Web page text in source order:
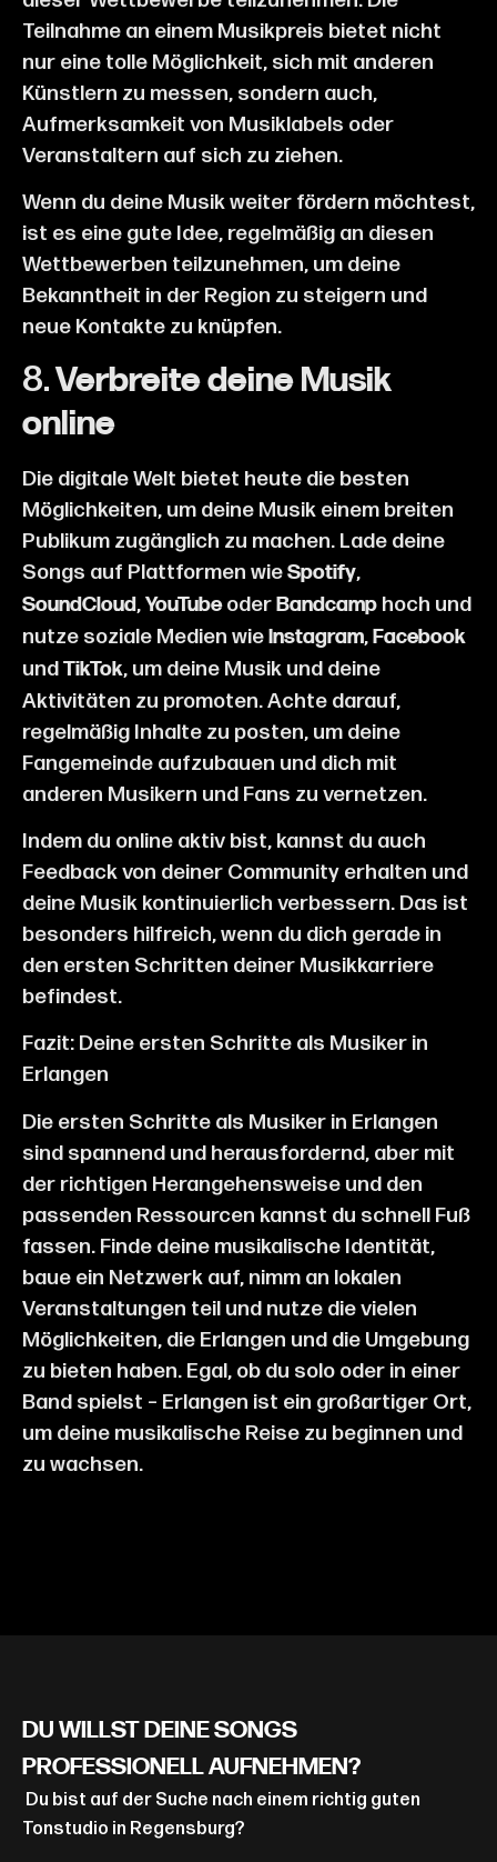
Teilnahme an einem Musikpreis bietet nicht
nur eine tolle Möglichkeit, sich mit anderen
Künstlern zu messen, sondern auch,
Aufmerksamkeit von Musiklabels oder
Veranstaltern auf sich zu ziehen.
Wenn du deine Musik weiter fördern möchtest,
ist es eine gute Idee, regelmäßig an diesen
Wettbewerben teilzunehmen, um deine
Bekanntheit in der Region zu steigern und
neue Kontakte zu knüpfen.
8.Verbreite deine Musik
online
Die digitale Welt bietet heute die besten
Möglichkeiten, um deine Musik einem breiten
Publikum zugänglich zu machen. Lade deine
Songs auf Plattformen wie Spotify,
SoundCloud , YouTubeoder Bandcamp hoch und
nutze soziale Medien wie Instagram, Facebook
und TikTok, um deine Musik und deine
Aktivitäten zu promoten. Achte darauf,
regelmäßig Inhalte zu posten, um deine
Fangemeinde aufzubauen und dich mit
anderen Musikern und Fans zu vernetzen.
Indem du online aktiv bist, kannst du auch
Feedback von deiner Community erhalten und
deine Musik kontinuierlich verbessern. Das ist
besonders hilfreich, wenn du dich gerade in
den ersten Schritten deiner Musikkarriere
befindest.
Fazit: Deine ersten Schritte als Musiker in
Erlangen
Die ersten Schritte als Musiker in Erlangen
sind spannend und herausfordernd, aber mit
der richtigen Herangehensweise und den
passenden Ressourcen kannst du schnell Fuß
fassen. Finde deine musikalische Identität,
baue ein Netzwerk auf, nimm an lokalen
Veranstaltungen teil und nutze die vielen
Möglichkeiten, die Erlangen und die Umgebung
zu bieten haben. Egal, ob du solo oder in einer
Band spielst – Erlangen ist ein großartiger Ort,
um deine musikalische Reise zu beginnen und
zu wachsen.
DU WILLST DEINE SONGS
PROFESSIONELL AUFNEHMEN?
Du bist auf der Suche nach einem richtig guten
Tonstudio in Regensburg?